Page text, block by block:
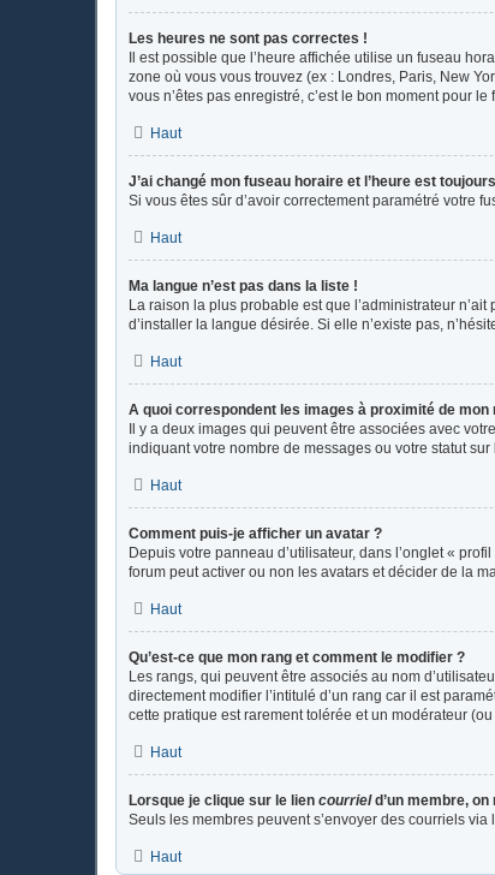
Les heures ne sont pas correctes !
Il est possible que l’heure affichée utilise un fuseau
zone où vous vous trouvez (ex : Londres, Paris, New
vous n’êtes pas enregistré, c’est le bon moment pour le
Haut
J’ai changé mon fuseau horaire et l’heure est
Si vous êtes sûr d’avoir correctement paramétré votre
Haut
Ma langue n’est pas dans la liste !
La raison la plus probable est que l’administrateur
d’installer la langue désirée. Si elle n’existe pas,
Haut
A quoi correspondent les images à proximité de mon
Il y a deux images qui peuvent être associées avec
indiquant votre nombre de messages ou votre statut
Haut
Comment puis-je afficher un avatar ?
Depuis votre panneau d’utilisateur, dans l’onglet «
forum peut activer ou non les avatars et décider de la
Haut
Qu’est-ce que mon rang et comment le modifier ?
Les rangs, qui peuvent être associés au nom
directement modifier l’intitulé d’un rang car il est
cette pratique est rarement tolérée et un modérateur
Haut
Lorsque je clique sur le lien courrield’un membre,
Seuls les membres peuvent s’envoyer des courriels
Haut